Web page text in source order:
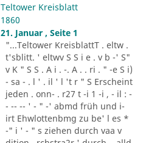
Teltower Kreisblatt
1860
21. Januar , Seite 1
"...Teltower KreisblattT . eltw .
t'sblitt. ' eltwv S S i e . v b -' S"
v K " S S . A i . -. A . . ri . " -e S i)
- sa - . l ' . il ' l 't r " S Erscheint
jeden . onn- . r27 t -i 1 -i , - il : -
- -- -- ' - " -' abmd früh und i-
irt Ehwlottenbmg zu be' l es *
-" i ' - " s ziehen durch vaa v